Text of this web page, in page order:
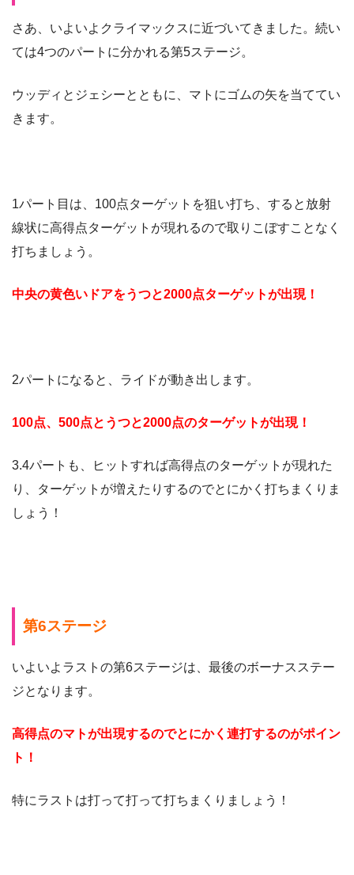
さあ、いよいよクライマックスに近づいてきました。続い
ては4つのパートに分かれる第5ステージ。
ウッディとジェシーとともに、マトにゴムの矢を当ててい
きます。
1パート目は、100点ターゲットを狙い打ち、すると放射
線状に高得点ターゲットが現れるので取りこぼすことなく
打ちましょう。
中央の黄色いドアをうつと2000点ターゲットが出現！
2パートになると、ライドが動き出します。
100点、500点とうつと2000点のターゲットが出現！
3.4パートも、ヒットすれば高得点のターゲットが現れた
り、ターゲットが増えたりするのでとにかく打ちまくりま
しょう！
第6ステージ
いよいよラストの第6ステージは、最後のボーナスステー
ジとなります。
高得点のマトが出現するのでとにかく連打するのがポイン
ト！
特にラストは打って打って打ちまくりましょう！